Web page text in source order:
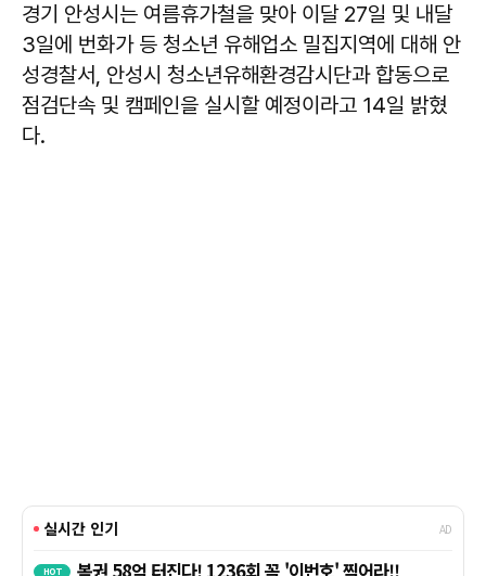
경기 안성시는 여름휴가철을 맞아 이달 27일 및 내달
3일에 번화가 등 청소년 유해업소 밀집지역에 대해 안
성경찰서, 안성시 청소년유해환경감시단과 합동으로
점검단속 및 캠페인을 실시할 예정이라고 14일 밝혔
다.